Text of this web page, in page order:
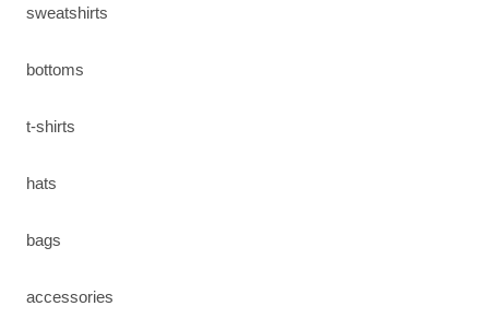
sweatshirts
bottoms
t-shirts
hats
bags
accessories